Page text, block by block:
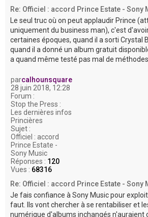
Re: Officiel : accord Prince Estate - Sony
Le seul truc où on peut applaudir Prince
uniquement du business man), c'est
certaines époques, quand il a sorti Crystal
quand il a donné un album gratuit
a quand même testé pas mal de
parcalhounsquare
28 juin 2018, 12:28
Forum :
Stop the Press :
Les dernières infos
Princières
Sujet :
Officiel : accord
Prince Estate -
Sony Music
Réponses : 120
Vues : 68316
Re: Officiel : accord Prince Estate - Sony
Je fais confiance à Sony Music pour
faut. Ils vont chercher à se rentabiliser et
numérique d'albums inchangés n'auraient